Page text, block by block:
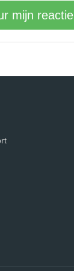
mijn reactie